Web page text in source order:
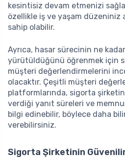
kesintisiz devam etmenizi
özellikle iş ve yaşam düzeniniz
sahip olabilir.
Ayrıca, hasar sürecinin ne
yürütüldüğünü öğrenmek için
müşteri değerlendirmelerini
olacaktır. Çeşitli müşteri
platformlarında, sigorta
verdiği yanıt süreleri ve
bilgi edinebilir, böylece daha
verebilirsiniz.
Sigorta Şirketinin